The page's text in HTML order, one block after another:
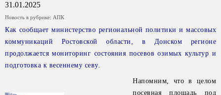
31.01.2025
Новость в рубрике: АПК
Как сообщает министерство региональной политики и массовых
коммуникаций Ростовской области, в Донском регионе
продолжается мониторинг состояния посевов озимых культур и
подготовка к весеннему севу.
Напомним, что в целом
посевная площадь под